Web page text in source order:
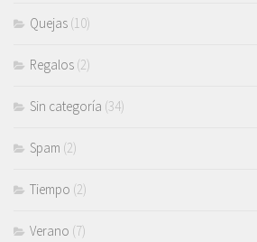
Quejas (10)
Regalos (2)
Sin categoría (34)
Spam (2)
Tiempo (2)
Verano (7)